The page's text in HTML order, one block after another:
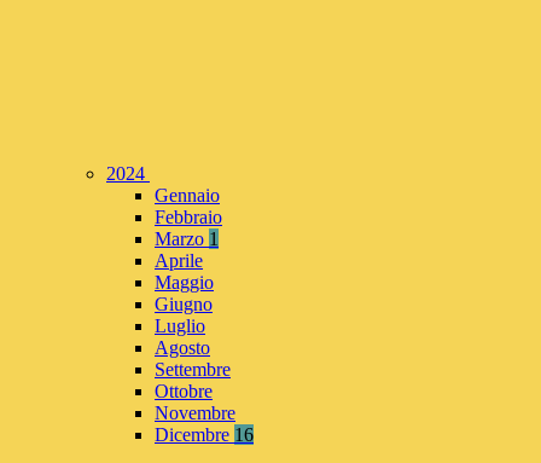
2024
Gennaio
Febbraio
Marzo 1
Aprile
Maggio
Giugno
Luglio
Agosto
Settembre
Ottobre
Novembre
Dicembre 16